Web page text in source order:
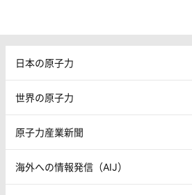
日本の原子力
世界の原子力
原子力産業新聞
海外への情報発信（AIJ）